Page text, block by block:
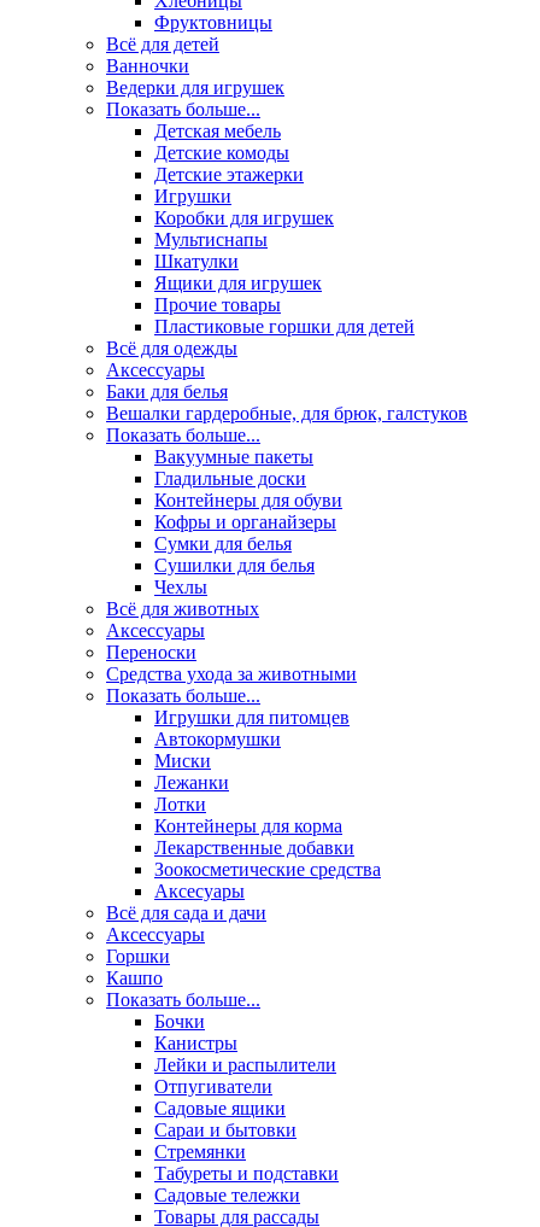
Фруктовницы
Всё для детей
Ванночки
Ведерки для игрушек
Показать больше...
Детская мебель
Детские комоды
Детские этажерки
Игрушки
Коробки для игрушек
Мультиснапы
Шкатулки
Ящики для игрушек
Прочие товары
Пластиковые горшки для детей
Всё для одежды
Аксессуары
Баки для белья
Вешалки гардеробные, для брюк, галстуков
Показать больше...
Вакуумные пакеты
Гладильные доски
Контейнеры для обуви
Кофры и органайзеры
Сумки для белья
Сушилки для белья
Чехлы
Всё для животных
Аксесcуары
Переноски
Средства ухода за животными
Показать больше...
Игрушки для питомцев
Автокормушки
Миски
Лежанки
Лотки
Контейнеры для корма
Лекарственные добавки
Зоокосметические средства
Аксесуары
Всё для сада и дачи
Аксессуары
Горшки
Кашпо
Показать больше...
Бочки
Канистры
Лейки и распылители
Отпугиватели
Садовые ящики
Сараи и бытовки
Стремянки
Табуреты и подставки
Садовые тележки
Товары для рассады